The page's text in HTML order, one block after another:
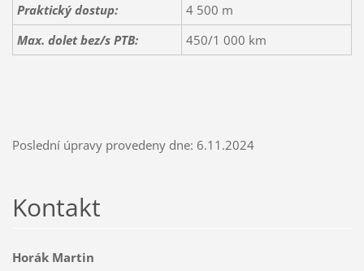
Praktický dostup:
4 500 m
Max. dolet bez/s PTB:
450/1 000 km
Poslední úpravy provedeny dne: 6.11.2024
Kontakt
Horák Martin